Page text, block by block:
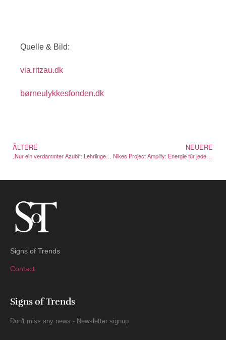
Quelle & Bild:
via.ritzau.dk
børneulykkesfonden.dk
ÄLTERE
„Nur ein verdammter Azubi“: Lehrlinge berichten über Missstände im Baugewerbe
NEUERE
Nikes Project Amplify: Energie für jeden Schritt
Signs of Trends
Contact
Signs of Trends
Don't miss any news - Newsletter signup